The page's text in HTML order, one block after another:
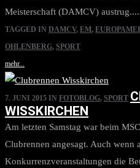
Meisterschaft (DAMCV) austrug....
TAGGED IN DAMCV, EM,
OHLENBERG, SPORT
mehr...
7. JUNI 2015 IN FOTOBLOG, SPORT
WISSKIRCHEN
Am letzten Samstag war beim
Clubrennen angesagt. Auch wenn
Konkurrenzveranstaltungen die